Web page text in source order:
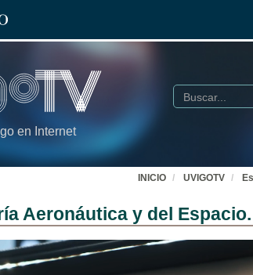
en Internet
Buscar
INICIO UVIGOTV
Aeronáutica y del